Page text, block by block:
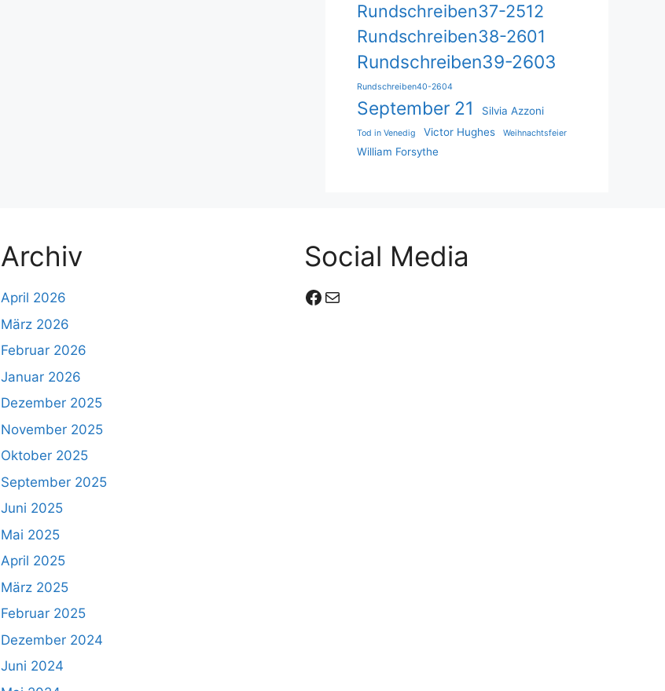
Rundschreiben37-2512
Rundschreiben38-2601
Rundschreiben39-2603
Rundschreiben40-2604
September 21 Silvia Azzoni
Tod in Venedig Victor Hughes Weihnachtsfeier
William Forsythe
Archiv
April 2026
März 2026
Februar 2026
Januar 2026
Dezember 2025
November 2025
Oktober 2025
September 2025
Juni 2025
Mai 2025
April 2025
März 2025
Februar 2025
Dezember 2024
Juni 2024
Social Media
Facebook
E-Mail